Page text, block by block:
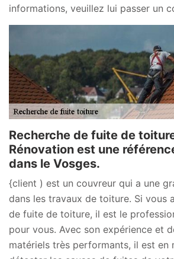
informations, veuillez lui passer un
Recherche de fuite de
Rénovation est une
dans le Vosges.
{client ) est un couvreur qui a une
dans les travaux de toiture. Si vous
de fuite de toiture, il est le
pour vous. Avec son expérience et
matériels très performants, il est en